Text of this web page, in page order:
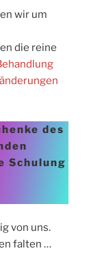
wir um
die reine
des
Schulung
von uns.
falten …